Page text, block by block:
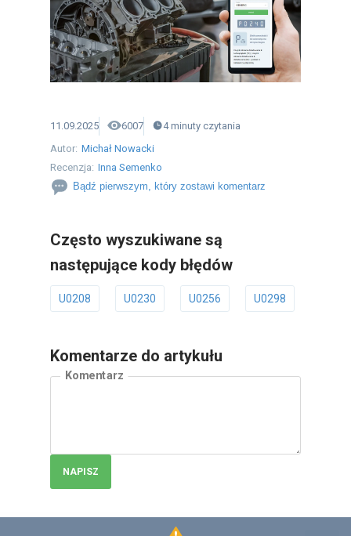
11.09.2025 6007 4 minuty czytania
Autor: Michał Nowacki
Recenzja: Inna Semenko
Bądź pierwszym, który zostawi komentarz
Często wyszukiwane są
następujące kody błędów
U0208 U0230 U0256 U0298
Komentarze do artykułu
Komentarz
NAPISZ